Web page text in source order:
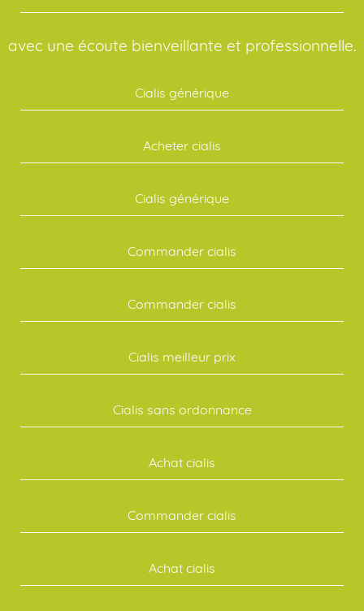
avec une écoute bienveillante et professionnelle.
Cialis générique
Acheter cialis
Cialis générique
Commander cialis
Commander cialis
Cialis meilleur prix
Cialis sans ordonnance
Achat cialis
Commander cialis
Achat cialis